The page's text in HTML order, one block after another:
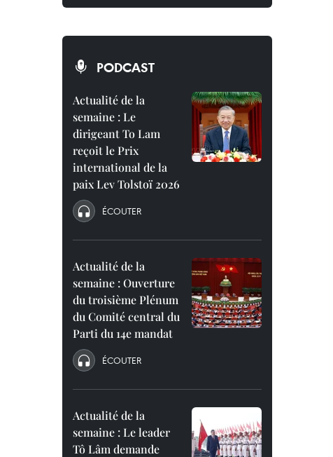
PODCAST
Actualité de la
semaine : Le
dirigeant To Lam
reçoit le Prix
international de la
paix Lev Tolstoï 2026
ÉCOUTER
Actualité de la
semaine : Ouverture
du troisième Plénum
du Comité central du
Parti du 14e mandat
ÉCOUTER
Actualité de la
semaine : Le leader
Tô Lâm demande